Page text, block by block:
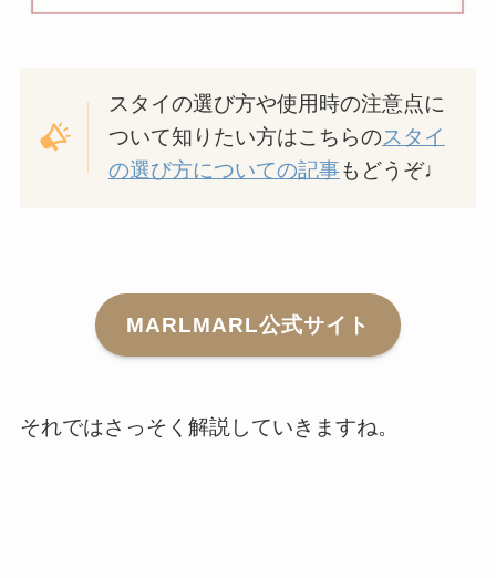
スタイの選び方や使用時の注意点に
ついて知りたい方はこちらのスタイ
の選び方についての記事もどうぞ♩
MARLMARL公式サイト
それではさっそく解説していきますね。